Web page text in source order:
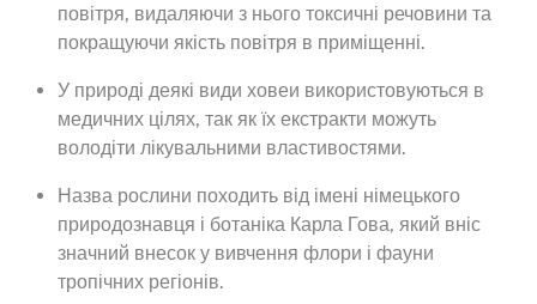
повітря, видаляючи з нього токсичні речовини та
покращуючи якість повітря в приміщенні.
У природі деякі види ховеи використовуються в
медичних цілях, так як їх екстракти можуть
володіти лікувальними властивостями.
Назва рослини походить від імені німецького
природознавця і ботаніка Карла Гова, який вніс
значний внесок у вивчення флори і фауни
тропічних регіонів.